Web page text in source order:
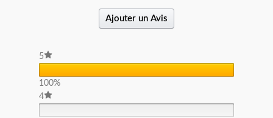
Ajouter un Avis
5
100%
4